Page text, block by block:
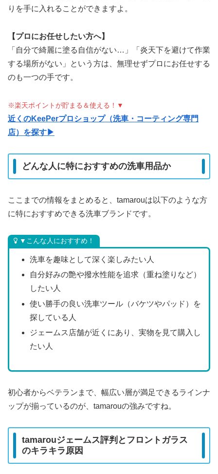
りを手に入れることができますよ。
【プロにお任せしたい方へ】
「自分で綺麗に塗る自信がない…」「炎天下を避けて作業
する場所がない」という方は、無理せずプロにお任せする
のも一つの手です。
※楽天ポイントが貯まる＆使える！▼
近くのKeePerプロショップ（洗車・コーティング専門
店）を探す▶
どんな人に特におすすめの洗車用品か
ここまでの情報をまとめると、tamarouは以下のような方
に特におすすめできる洗車ブランドです。
▼こんな人におすすめ！
洗車を趣味として深く楽しみたい人
自分好みの艶や撥水性能を追求（重ね塗りなど）
したい人
使い勝手の良い洗車ツール（バケツやパッド）を
探している人
ジェームス店舗が近くにあり、実物を見て購入し
たい人
初心者からベテランまで、幅広い層が満足できるラインナ
ップが揃っているのが、tamarouの強みですね。
tamarouジェームス評判とフロントガラス
のキラキラ原因